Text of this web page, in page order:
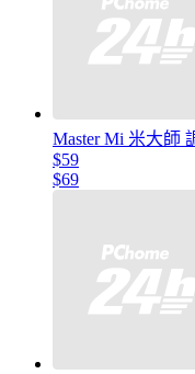
Master Mi 米大師
$59
$69